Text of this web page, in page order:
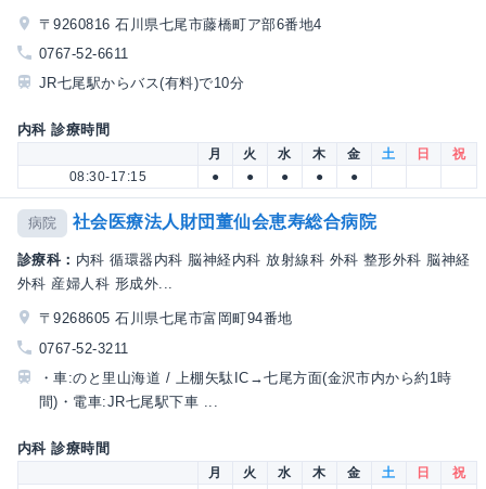
〒9260816 石川県七尾市藤橋町ア部6番地4
0767-52-6611
JR七尾駅からバス(有料)で10分
内科 診療時間
月 火 水 木 金 土 日
祝
08:30-17:15
● ● ● ● ●
病院 社会医療法人財団董仙会恵寿総合病院
診療科： 内科 循環器内科 脳神経内科 放射線科 外科 整形外科 脳神経
外科 産婦人科 形成外...
〒9268605 石川県七尾市富岡町94番地
0767-52-3211
・車:のと里山海道 / 上棚矢駄IC→七尾方面(金沢市内から約1時
間)・電車:JR七尾駅下車 ...
内科 診療時間
月 火 水 木 金 土 日
祝